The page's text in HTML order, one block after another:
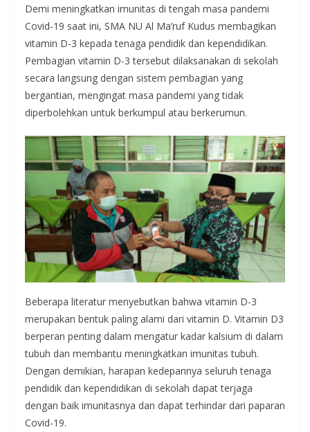
Demi meningkatkan imunitas di tengah masa pandemi
Covid-19 saat ini, SMA NU Al Ma’ruf Kudus membagikan
vitamin D-3 kepada tenaga pendidik dan kependidikan.
Pembagian vitamin D-3 tersebut dilaksanakan di sekolah
secara langsung dengan sistem pembagian yang
bergantian, mengingat masa pandemi yang tidak
diperbolehkan untuk berkumpul atau berkerumun.
Beberapa literatur menyebutkan bahwa vitamin D-3
merupakan bentuk paling alami dari vitamin D. Vitamin D3
berperan penting dalam mengatur kadar kalsium di dalam
tubuh dan membantu meningkatkan imunitas tubuh.
Dengan demikian, harapan kedepannya seluruh tenaga
pendidik dan kependidikan di sekolah dapat terjaga
dengan baik imunitasnya dan dapat terhindar dari paparan
Covid-19.